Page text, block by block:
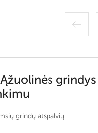
grindys
grindų atspalvių